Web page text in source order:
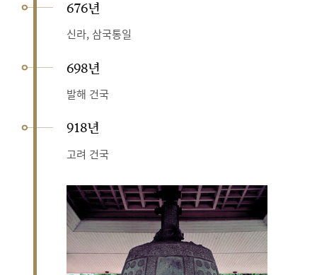
676년
신라, 삼국통일
698년
발해 건국
918년
고려 건국